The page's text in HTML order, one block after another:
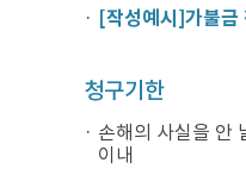
[작성예시]가불금
청구기한
손해의 사실을 안
이내